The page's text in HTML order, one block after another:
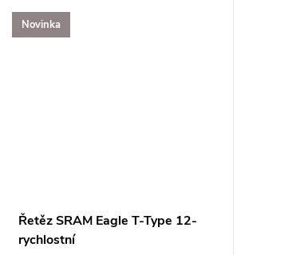
Novinka
Řetěz SRAM Eagle T-Type 12-
rychlostní